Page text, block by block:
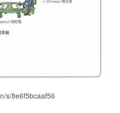
s/8e6f5bcaaf56